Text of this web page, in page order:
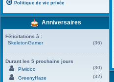
Politique de vie privée
Anniversaires
Félicitations à :
SkeletonGamer
(36)
Durant les 5 prochains jours
Piwidoo
(30)
GreenyHaze
(32)